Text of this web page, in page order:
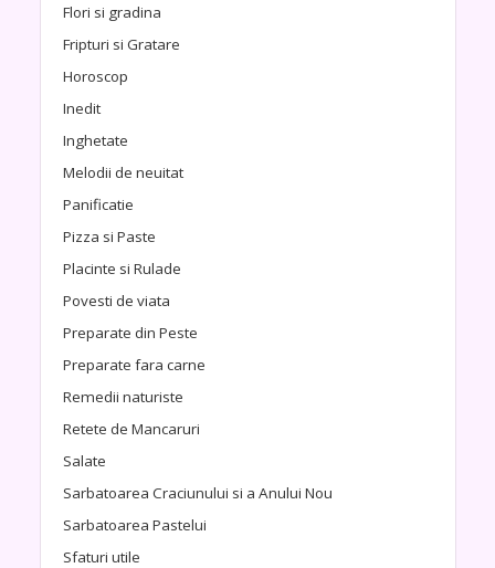
Flori si gradina
Fripturi si Gratare
Horoscop
Inedit
Inghetate
Melodii de neuitat
Panificatie
Pizza si Paste
Placinte si Rulade
Povesti de viata
Preparate din Peste
Preparate fara carne
Remedii naturiste
Retete de Mancaruri
Salate
Sarbatoarea Craciunului si a Anului Nou
Sarbatoarea Pastelui
Sfaturi utile